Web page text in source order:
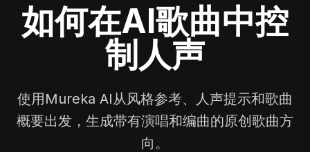
如何在AI歌曲中控
制人声
使用Mureka AI从风格参考、人声提示和歌曲
概要出发，生成带有演唱和编曲的原创歌曲方
向。